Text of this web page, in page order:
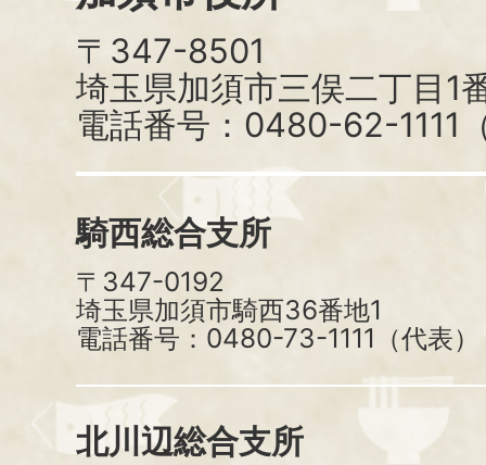
〒347-8501
埼玉県加須市三俣二丁目1
電話番号：0480-62-1111
騎西総合支所
〒347-0192
埼玉県加須市騎西36番地1
電話番号：0480-73-1111（代表）
北川辺総合支所